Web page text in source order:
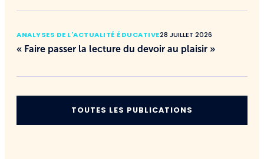
ANALYSES DE L'ACTUALITÉ ÉDUCATIVE28 JUILLET 2026
« Faire passer la lecture du devoir au plaisir »
TOUTES LES PUBLICATIONS